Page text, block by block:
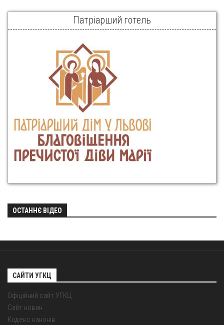
Патріарший готель
ОСТАННЄ ВІДЕО
САЙТИ УГКЦ
Офіційний сайт УГКЦ
Сайт новин
Кодекс канонів